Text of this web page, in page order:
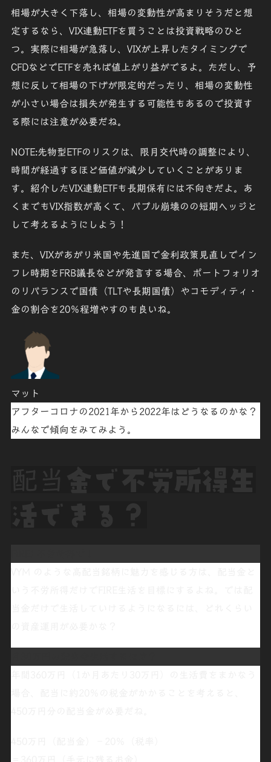
相場が大きく下落し、相場の変動性が高まりそうだと想
定するなら、VIX連動ETFを買うことは投資戦略のひと
つ。実際に相場が急落し、VIXが上昇したタイミングで
CFDなどでETFを売れば値上がり益がでるよ。ただし、予
想に反して相場の下げが限定的だったり、相場の変動性
が小さい場合は損失が発生する可能性もあるので投資す
る際には注意が必要だね。
NOTE:先物型ETFのリスクは、限月交代時の調整により、
時間が経過するほど価値が減少していくことがありま
す。紹介したVIX連動ETFも長期保有には不向きだよ。あ
くまでもVIX指数が高くて、 バブル崩壊のの短期ヘッジ と
して考えるようにしよう！
また、VIXがあがり米国や先進国で金利政策見直しでイン
フレ時期をFRB議長などが発言する場合、ポートフォリオ
のリバランスで 国債（TLTや長期国債） や コモディティ・
金の割合を20％程増やす のも良いね。
マット
アフターコロナ の2021年から 2022年はどうなるのかな？
みんなで傾向をみてみよう。